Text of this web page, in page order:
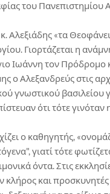
του Πανεπιστημίου
Αλεξιάδης «τα
Γιορτάζεται η
Ιωάννη τον Πρόδρομο
ο Αλεξανδρεύς στις
γνωστικού βασιλείου
ότι τότε
ο καθηγητής,
γιατί τότε
όντα. Στις
κλήρος και